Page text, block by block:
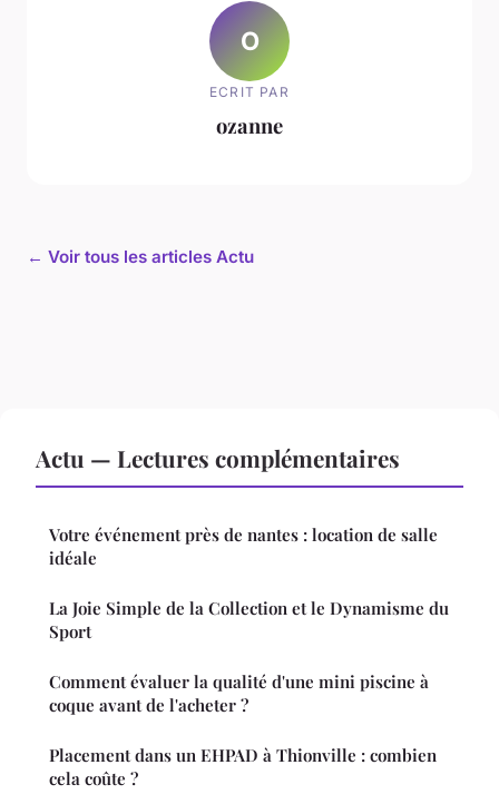
O
ECRIT PAR
ozanne
← Voir tous les articles Actu
Actu — Lectures complémentaires
Votre événement près de nantes : location de salle
idéale
La Joie Simple de la Collection et le Dynamisme du
Sport
Comment évaluer la qualité d'une mini piscine à
coque avant de l'acheter ?
Placement dans un EHPAD à Thionville : combien
cela coûte ?